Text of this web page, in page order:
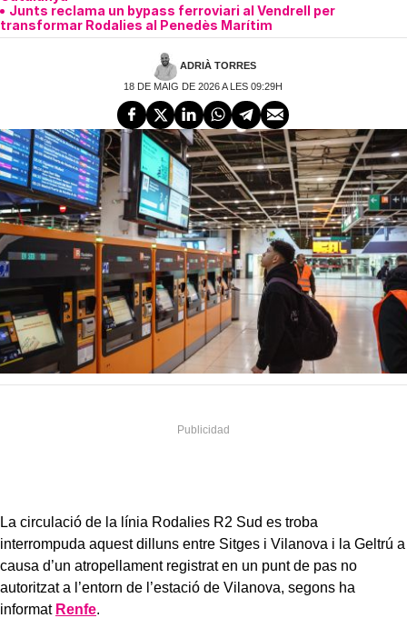
Junts reclama un bypass ferroviari al Vendrell per
transformar Rodalies al Penedès Marítim
ADRIÀ TORRES
18 DE MAIG DE 2026 A LES 09:29H
La circulació de la línia Rodalies R2 Sud es troba
interrompuda aquest dilluns entre Sitges i Vilanova i la Geltrú a
causa d’un atropellament registrat en un punt de pas no
autoritzat a l’entorn de l’estació de Vilanova, segons ha
informat Renfe.